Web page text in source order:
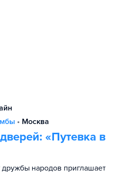
• Москва
«Путевка в
дружбы народов приглашает